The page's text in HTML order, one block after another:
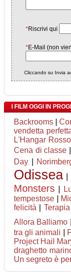
*Riscrivi qui
*E-Mail (non
Cliccando su Invia
I FILM OGGI IN
Backrooms
vendetta
L'Hangar Rosso
Cena di classe
Day
Odissea
Monsters
tempestose
felicità
Allora Balliamo
tra gli animali
Project Hail
draghetto
Un segreto è